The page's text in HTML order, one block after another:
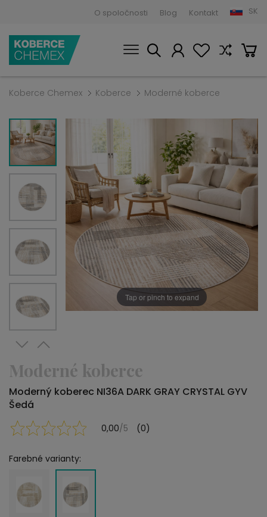
O spoločnosti Blog Kontakt SK
Koberce Chemex Koberce Moderné koberce
Tap or pinch to expand
Moderné koberce
Moderný koberec NI36A DARK GRAY CRYSTAL GYV
Šedá
0,00/5 (0)
Farebné varianty: